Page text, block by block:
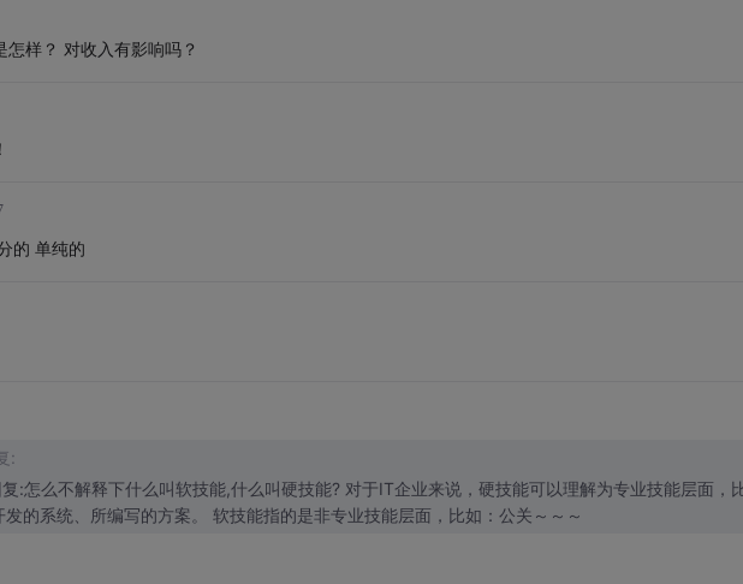
样？ 对收入有影响吗？
的 单纯的
:
软技能,什么叫硬技能? 对于IT企业来说，硬技能可以理解为专业技能层面，比
如：所设计的成果、所开发的系统、所编写的方案。 软技能指的是非专业技能层面，比如：公关～～～